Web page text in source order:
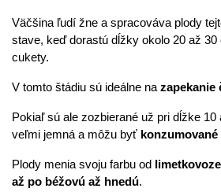
Väčšina ľudí žne a spracováva plody
stave, keď dorastú dĺžky okolo 20 až 30
cukety.
V tomto štádiu sú ideálne na zapekanie
Pokiaľ sú ale zozbierané už pri dĺžke
veľmi jemná a môžu byť
Plody menia svoju farbu od
až po béžovú až hnedú.